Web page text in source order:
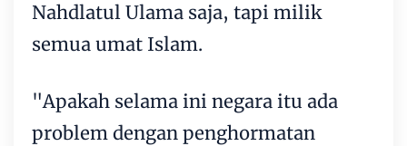
Nahdlatul Ulama saja, tapi milik
semua umat Islam.
"Apakah selama ini negara itu ada
problem dengan penghormatan